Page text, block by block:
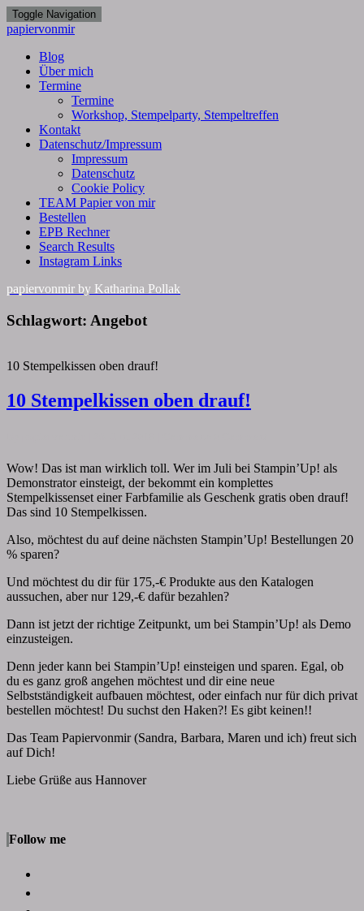
Toggle Navigation
papiervonmir
Blog
Über mich
Termine
Termine
Workshop, Stempelparty, Stempeltreffen
Kontakt
Datenschutz/Impressum
Impressum
Datenschutz
Cookie Policy
TEAM Papier von mir
Bestellen
EPB Rechner
Search Results
Instagram Links
papiervonmir by Katharina Pollak
Schlagwort: Angebot
10 Stempelkissen oben drauf!
10 Stempelkissen oben drauf!
Wow! Das ist man wirklich toll. Wer im Juli bei Stampin’Up! als
Demonstrator einsteigt, der bekommt ein komplettes
Stempelkissenset einer Farbfamilie als Geschenk gratis oben drauf!
Das sind 10 Stempelkissen.
Also, möchtest du auf deine nächsten Stampin’Up! Bestellungen 20
% sparen?
Und möchtest du dir für 175,-€ Produkte aus den Katalogen
aussuchen, aber nur 129,-€ dafür bezahlen?
Dann ist jetzt der richtige Zeitpunkt, um bei Stampin’Up! als Demo
einzusteigen.
Denn jeder kann bei Stampin’Up! einsteigen und sparen. Egal, ob
du es ganz groß angehen möchtest und dir eine neue
Selbstständigkeit aufbauen möchtest, oder einfach nur für dich privat
bestellen möchtest! Du suchst den Haken?! Es gibt keinen!!
Das Team Papiervonmir (Sandra, Barbara, Maren und ich) freut sich
auf Dich!
Liebe Grüße aus Hannover
Follow me